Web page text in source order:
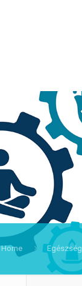
Home Egészség